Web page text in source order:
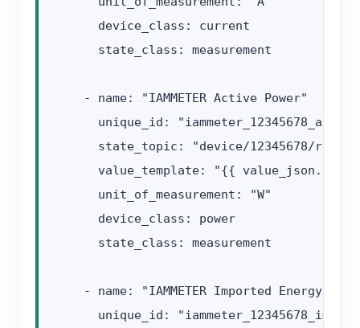
      device_class: current
      state_class: measurement
    - name: "IAMMETER Active Power"
unique_id:
state_topic: "device/12345678/
value_template: "{{
      unit_of_measurement: "W"
      device_class: power
      state_class: measurement
    - name: "IAMMETER Imported Energy"
unique_id: